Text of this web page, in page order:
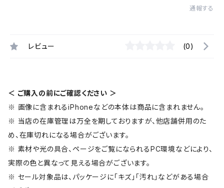
通報する
レビュー (0)
＜ ご購入の前にご確認ください ＞
※ 画像に含まれるiPhoneなどの本体は商品に含まれません。
※ 当店の在庫管理は万全を期しておりますが、他店舗併用のた
め、在庫切れになる場合がございます。
※ 素材や光の具合、ページをご覧になられるPC環境などにより、
実際の色と異なって見える場合がございます。
※ セール対象品は、パッケージに「キズ」「汚れ」などがある場合